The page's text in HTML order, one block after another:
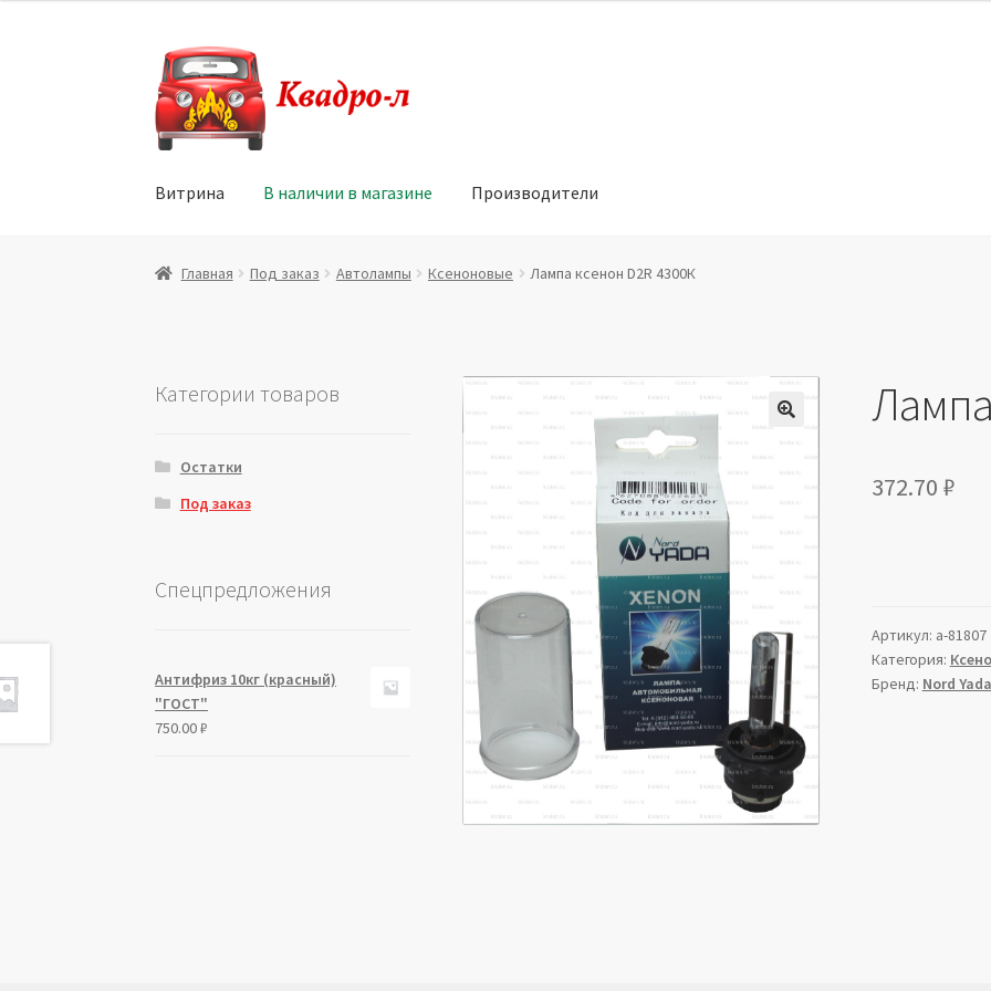
Перейти
к
навигации
Перейти
к
содержимому
Витрина В наличии в магазине Производители
Главная Витрина Мой аккаунт Политика в отношении обработки персональных данных
Главная Под заказ Автолампы Ксеноновые Лампа ксенон D2R 4300К
372.70 ₽
Артикул: a-81807
Категория:
Бренд: Nord Yada
Категории товаров
Остатки
Под заказ
Спецпредложения
Антифриз 10кг (красный)
"ГОСТ"
750.00₽